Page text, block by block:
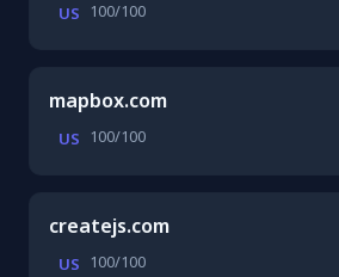
US 100/100
mapbox.com
US 100/100
createjs.com
US 100/100